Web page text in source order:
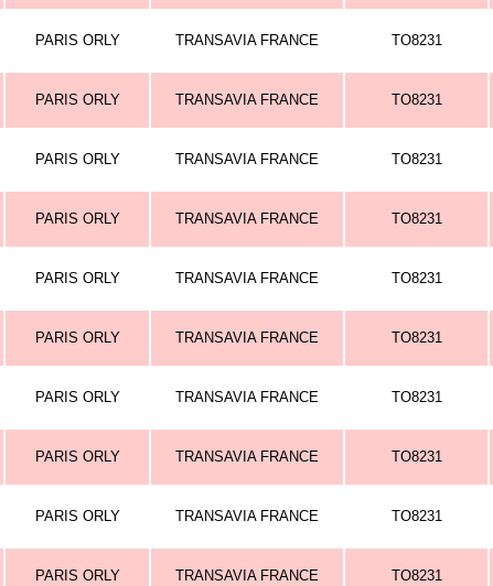
PARIS ORLY TRANSAVIA FRANCE TO8231
PARIS ORLY TRANSAVIA FRANCE TO8231
PARIS ORLY TRANSAVIA FRANCE TO8231
PARIS ORLY TRANSAVIA FRANCE TO8231
PARIS ORLY TRANSAVIA FRANCE TO8231
PARIS ORLY TRANSAVIA FRANCE TO8231
PARIS ORLY TRANSAVIA FRANCE TO8231
PARIS ORLY TRANSAVIA FRANCE TO8231
PARIS ORLY TRANSAVIA FRANCE TO8231
PARIS ORLY TRANSAVIA FRANCE TO8231